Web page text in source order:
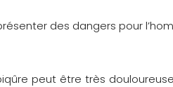
des dangers pour
peut être très